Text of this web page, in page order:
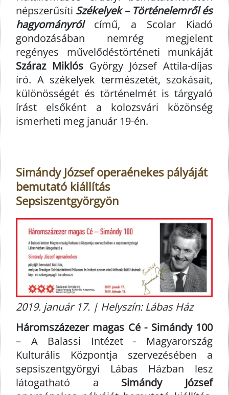
népszerűsíti Székelyek – Történelemről és
hagyományrólcímű, a Scolar Kiadó
gondozásában nemrég megjelent
regényes művelődéstörténeti munkáját
Száraz Miklós György József Attila-díjas
író. A székelyek természetét, szokásait,
különösségét és történelmét is tárgyaló
írást elsőként a kolozsvári közönség
ismerheti meg január 19-én.
Simándy József operaénekes pályáját
bemutató kiállítás
Sepsiszentgyörgyön
2019. január 17. | Helyszín: Lábas Ház
Háromszázezer magas Cé - Simándy 100
– A Balassi Intézet - Magyarország
Kulturális Központja szervezésében a
sepsiszentgyörgyi Lábas Házban lesz
látogatható a Simándy József